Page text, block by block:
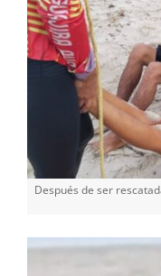
Después de ser